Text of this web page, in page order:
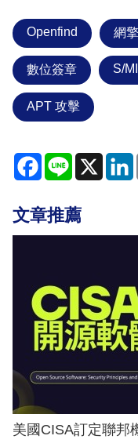
Openfind 網
數位簽章 S/
APT 攻擊
Facebook
Line X
文章推薦
美國CISA訂定聯邦